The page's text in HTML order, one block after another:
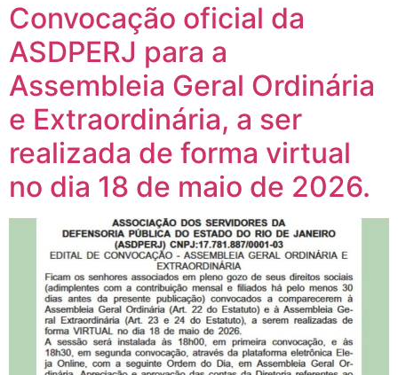
Convocação oficial da
ASDPERJ para a
Assembleia Geral Ordinária
e Extraordinária, a ser
realizada de forma virtual
no dia 18 de maio de 2026.